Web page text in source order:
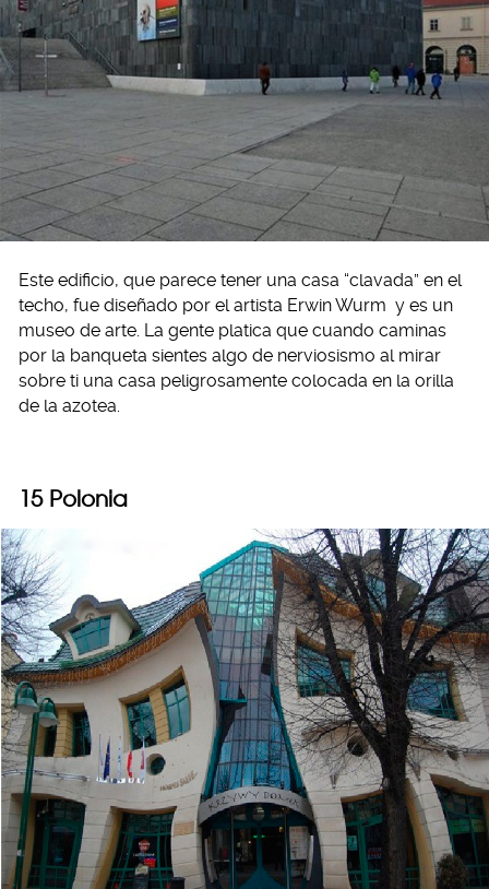
Este edificio, que parece tener una casa “clavada” en el
techo, fue diseñado por el artista Erwin Wurm y es un
museo de arte. La gente platica que cuando caminas
por la banqueta sientes algo de nerviosismo al mirar
sobre ti una casa peligrosamente colocada en la orilla
de la azotea.
15 Polonia